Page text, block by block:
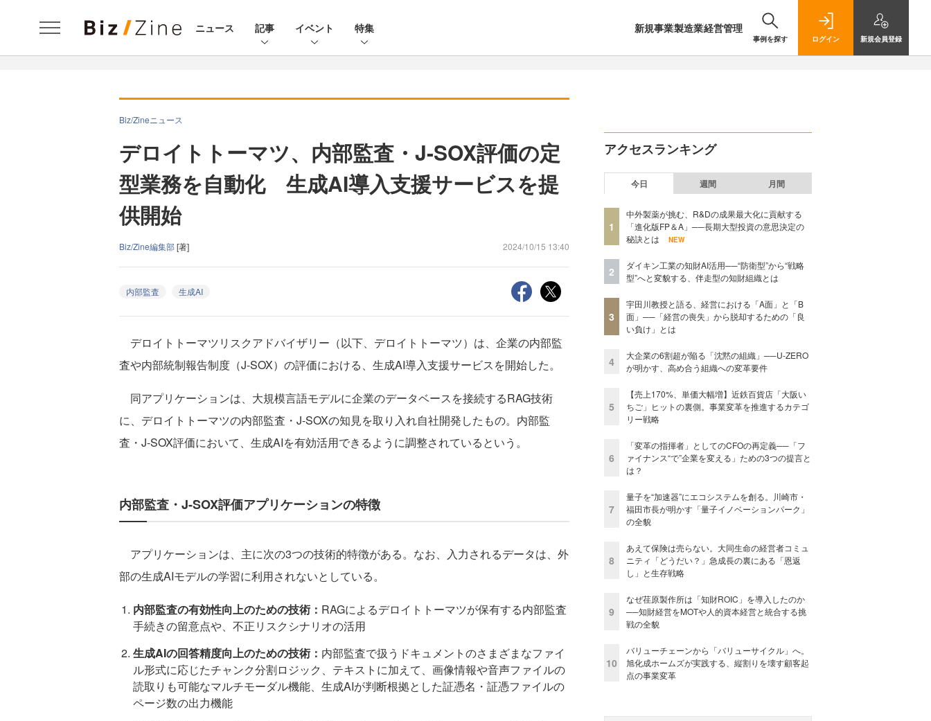
ニュース 記事 イベント 特集 新規事業製造業経営管理
事例を探す ログイン 新規会員登録
Biz/Zineニュース
デロイトトーマツ、内部監査・J-SOX評価の定
型業務を自動化 生成AI導入支援サービスを提
供開始
Biz/Zine編集部[著] 2024/10/15 13:40
内部監査 生成AI
デロイトトーマツリスクアドバイザリー（以下、デロイトトーマツ）は、企業の内部監
査や内部統制報告制度（J-SOX）の評価における、生成AI導入支援サービスを開始した。
同アプリケーションは、大規模言語モデルに企業のデータベースを接続するRAG技術
に、デロイトトーマツの内部監査・J-SOXの知見を取り入れ自社開発したもの。内部監
査・J-SOX評価において、生成AIを有効活用できるように調整されているという。
内部監査・J-SOX評価アプリケーションの特徴
アプリケーションは、主に次の3つの技術的特徴がある。なお、入力されるデータは、外
部の生成AIモデルの学習に利用されないとしている。
内部監査の有効性向上のための技術： RAGによるデロイトトーマツが保有する内部監査
手続きの留意点や、不正リスクシナリオの活用
生成AIの回答精度向上のための技術： 内部監査で扱うドキュメントのさまざまなファイ
ル形式に応じたチャンク分割ロジック、テキストに加えて、画像情報や音声ファイルの
読取りも可能なマルチモーダル機能、生成AIが判断根拠とした証憑名・証憑ファイルの
ページ数の出力機能
アクセスランキング
今日 週間 月間
1
中外製薬が挑む、R&Dの成果最大化に貢献する
「進化版FP＆A」──長期大型投資の意思決定の
秘訣とは
NEW
2
ダイキン工業の知財AI活用──“防衛型”から“戦略
型”へと変貌する、伴走型の知財組織とは
3
宇田川教授と語る、経営における「A面」と「B
面」──「経営の喪失」から脱却するための「良
い負け」とは
4
大企業の6割超が陥る「沈黙の組織」──U-ZERO
が明かす、高め合う組織への変革要件
5
【売上170%、単価大幅増】近鉄百貨店「大阪い
ちご」ヒットの裏側。事業変革を推進するカテゴ
リー戦略
6
「変革の指揮者」としてのCFOの再定義──「フ
ァイナンス“で”企業を変える」ための3つの提言と
は？
7
量子を“加速器”にエコシステムを創る。川崎市・
福田市長が明かす「量子イノベーションパーク」
の全貌
8
あえて保険は売らない。大同生命の経営者コミュ
ニティ「どうだい？」急成長の裏にある「恩返
し」と生存戦略
9
なぜ荏原製作所は「知財ROIC」を導入したのか
──知財経営をMOTや人的資本経営と統合する挑
戦の全貌
10
バリューチェーンから「バリューサイクル」へ。
旭化成ホームズが実践する、縦割りを壊す顧客起
点の事業変革